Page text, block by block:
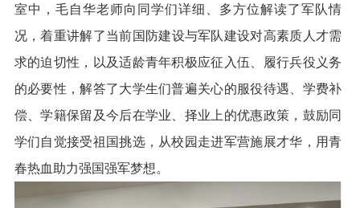
室中，毛自华老师向同学们详细
多方位解读了军队情
况 ，着重讲解了当前国防建设与军队建设对高素质人才需
求的迫切性，以及适龄青年积极应征入伍、履行兵役义务
的必要性，解答了大学生们普遍关心的服役待遇、学费补
偿、学籍保留及今后在学业、择业上的优惠政策，鼓励同
学们自觉接受祖国挑选，从校园走进军营施展才华，用青
春热血助力强国强军梦想。